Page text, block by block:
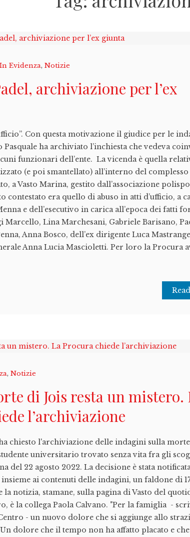
In Evidenza,Notizie
archiviazione per l’ex
Con questa motivazione il giudice per le
ha archiviato l’inchiesta che vedeva
funzionari dell’ente. La vicenda è quella
(e poi smantellato) all’interno del complesso
a Vasto Marina, gestito dall’associazione
contestato era quello di abuso in atti d’ufficio, a
e dell’esecutivo in carica all’epoca dei fatti
Marcello, Lina Marchesani, Gabriele Barisano,
Anna Bosco, dell’ex dirigente Luca
Anna Lucia Mascioletti. Per loro la Procura
,Notizie
di Jois resta un mistero.
l’archiviazione
chiesto l'archiviazione delle indagini sulla
universitario trovato senza vita fra gli
del 22 agosto 2022. La decisione è stata
ai contenuti delle indagini, un faldone di
la notizia, stamane, sulla pagina di Vasto del
è la collega Paola Calvano. "Per la famiglia -
- un nuovo dolore che si aggiunge allo
dolore che il tempo non ha affatto placato e